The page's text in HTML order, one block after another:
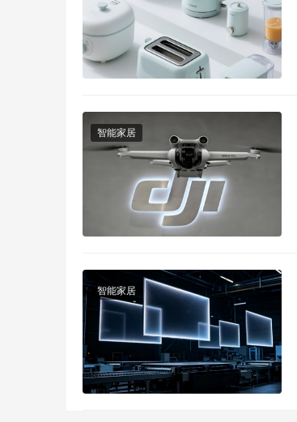
智能家居
智能家居